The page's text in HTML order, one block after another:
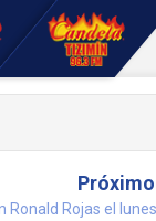
Ronald Rojas el